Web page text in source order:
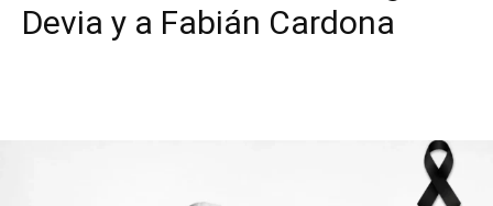
Devia y a Fabián Cardona